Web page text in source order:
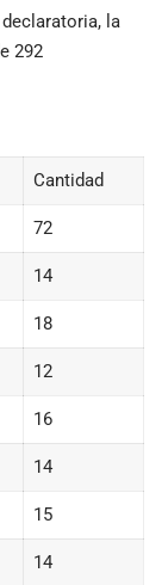
la
292
Cantidad
72
14
18
12
16
14
15
14